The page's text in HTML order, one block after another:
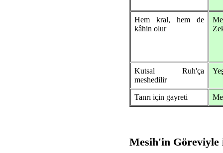
Hem kral, hem de
kâhin olur
Kutsal Ruh'ça
meshedilir
Tanrı için gayreti
Mesih'in